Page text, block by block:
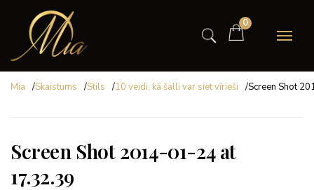
0
Mia /Skaistums /Stils /10 veidi, kā šalli var siet vīrieši /Screen Shot
Screen Shot 2014-01-24 at
17.32.39